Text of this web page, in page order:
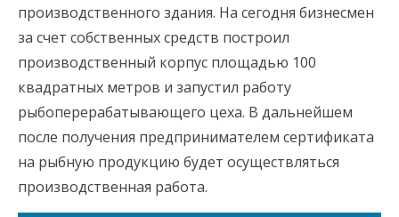
производственного здания. На сегодня бизнесмен
за счет собственных средств построил
производственный корпус площадью 100
квадратных метров и запустил работу
рыбоперерабатывающего цеха. В дальнейшем
после получения предпринимателем сертификата
на рыбную продукцию будет осуществляться
производственная работа.